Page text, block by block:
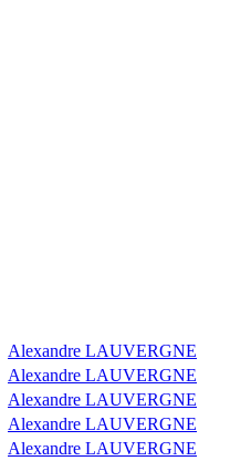
Alexandre LAUVERGNE
Alexandre LAUVERGNE
Alexandre LAUVERGNE
Alexandre LAUVERGNE
Alexandre LAUVERGNE